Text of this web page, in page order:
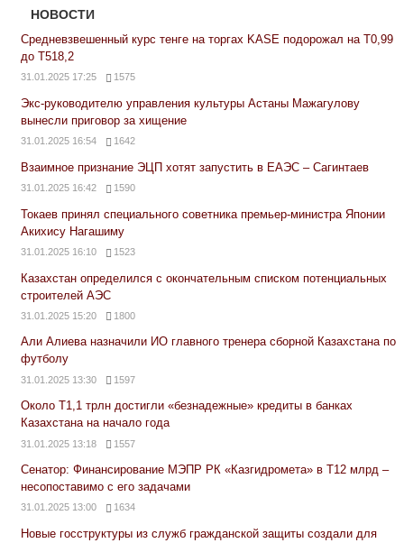
НОВОСТИ
Средневзвешенный курс тенге на торгах KASE подорожал на Т0,99
до Т518,2
31.01.2025 17:25 1575
Экс-руководителю управления культуры Астаны Мажагулову
вынесли приговор за хищение
31.01.2025 16:54 1642
Взаимное признание ЭЦП хотят запустить в ЕАЭС – Сагинтаев
31.01.2025 16:42 1590
Токаев принял специального советника премьер-министра Японии
Акихису Нагашиму
31.01.2025 16:10 1523
Казахстан определился с окончательным списком потенциальных
строителей АЭС
31.01.2025 15:20 1800
Али Алиева назначили ИО главного тренера сборной Казахстана по
футболу
31.01.2025 13:30 1597
Около Т1,1 трлн достигли «безнадежные» кредиты в банках
Казахстана на начало года
31.01.2025 13:18 1557
Сенатор: Финансирование МЭПР РК «Казгидромета» в Т12 млрд –
несопоставимо с его задачами
31.01.2025 13:00 1634
Новые госструктуры из служб гражданской защиты создали для